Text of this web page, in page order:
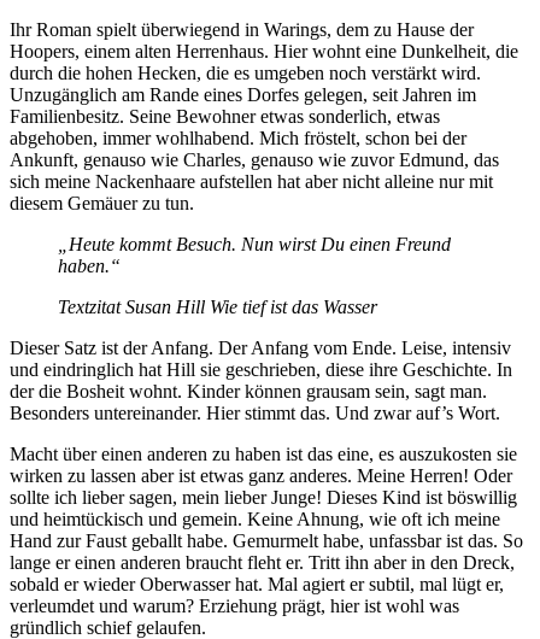
Ihr Roman spielt überwiegend in Warings, dem zu Hause der
Hoopers, einem alten Herrenhaus. Hier wohnt eine Dunkelheit, die
durch die hohen Hecken, die es umgeben noch verstärkt wird.
Unzugänglich am Rande eines Dorfes gelegen, seit Jahren im
Familienbesitz. Seine Bewohner etwas sonderlich, etwas
abgehoben, immer wohlhabend. Mich fröstelt, schon bei der
Ankunft, genauso wie Charles, genauso wie zuvor Edmund, das
sich meine Nackenhaare aufstellen hat aber nicht alleine nur mit
diesem Gemäuer zu tun.
„Heute kommt Besuch. Nun wirst Du einen Freund
haben.“
Textzitat Susan Hill Wie tief ist das Wasser
Dieser Satz ist der Anfang. Der Anfang vom Ende. Leise, intensiv
und eindringlich hat Hill sie geschrieben, diese ihre Geschichte. In
der die Bosheit wohnt. Kinder können grausam sein, sagt man.
Besonders untereinander. Hier stimmt das. Und zwar auf’s Wort.
Macht über einen anderen zu haben ist das eine, es auszukosten sie
wirken zu lassen aber ist etwas ganz anderes. Meine Herren! Oder
sollte ich lieber sagen, mein lieber Junge! Dieses Kind ist böswillig
und heimtückisch und gemein. Keine Ahnung, wie oft ich meine
Hand zur Faust geballt habe. Gemurmelt habe, unfassbar ist das. So
lange er einen anderen braucht fleht er. Tritt ihn aber in den Dreck,
sobald er wieder Oberwasser hat. Mal agiert er subtil, mal lügt er,
verleumdet und warum? Erziehung prägt, hier ist wohl was
gründlich schief gelaufen.